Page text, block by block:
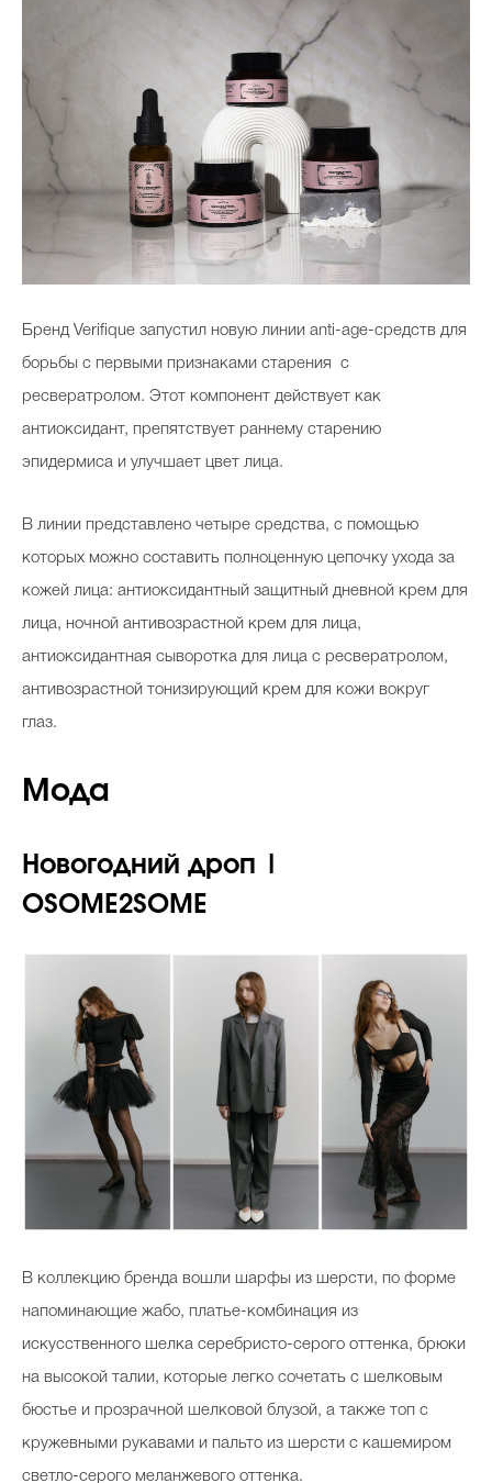
Бренд Verifique запустил новую линии anti-age-средств для
борьбы с первыми признаками старения с
ресвератролом. Этот компонент действует как
антиоксидант, препятствует раннему старению
эпидермиса и улучшает цвет лица.
В линии представлено четыре средства, с помощью
которых можно составить полноценную цепочку ухода за
кожей лица: антиоксидантный защитный дневной крем для
лица, ночной антивозрастной крем для лица,
антиоксидантная сыворотка для лица с ресвератролом,
антивозрастной тонизирующий крем для кожи вокруг
глаз.
Мода
Новогодний дроп |
OSOME2SOME
В коллекцию бренда вошли шарфы из шерсти, по форме
напоминающие жабо, платье-комбинация из
искусственного шелка серебристо-серого оттенка, брюки
на высокой талии, которые легко сочетать с шелковым
бюстье и прозрачной шелковой блузой, а также топ с
кружевными рукавами и пальто из шерсти с кашемиром
светло-серого меланжевого оттенка.